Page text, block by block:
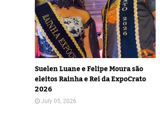
Suelen Luane e Felipe Moura são
eleitos Rainha e Rei da ExpoCrato
2026
July 05, 2026